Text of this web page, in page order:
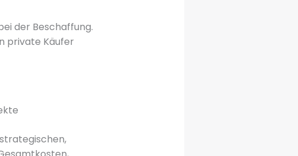
der Beschaffung.
private Käufer